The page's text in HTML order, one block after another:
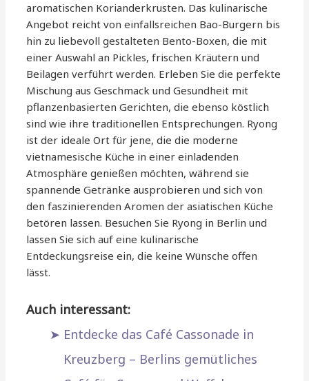
aromatischen Korianderkrusten. Das kulinarische
Angebot reicht von einfallsreichen Bao-Burgern bis
hin zu liebevoll gestalteten Bento-Boxen, die mit
einer Auswahl an Pickles, frischen Kräutern und
Beilagen verführt werden. Erleben Sie die perfekte
Mischung aus Geschmack und Gesundheit mit
pflanzenbasierten Gerichten, die ebenso köstlich
sind wie ihre traditionellen Entsprechungen. Ryong
ist der ideale Ort für jene, die die moderne
vietnamesische Küche in einer einladenden
Atmosphäre genießen möchten, während sie
spannende Getränke ausprobieren und sich von
den faszinierenden Aromen der asiatischen Küche
betören lassen. Besuchen Sie Ryong in Berlin und
lassen Sie sich auf eine kulinarische
Entdeckungsreise ein, die keine Wünsche offen
lässt.
Auch interessant:
Entdecke das Café Cassonade in
Kreuzberg – Berlins gemütliches